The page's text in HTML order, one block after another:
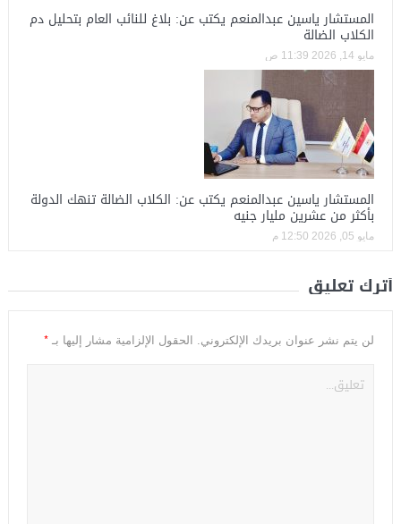
المستشار ياسين عبدالمنعم يكتب عن: بلاغ للنائب العام بتحليل دم
الكلاب الضالة
مايو 14, 2026 11:39 ص
المستشار ياسين عبدالمنعم يكتب عن: الكلاب الضالة تنهك الدولة
بأكثر من عشرين مليار جنيه
مايو 05, 2026 12:50 م
أترك تعليق
لن يتم نشر عنوان بريدك الإلكتروني. الحقول الإلزامية مشار إليها بـ *